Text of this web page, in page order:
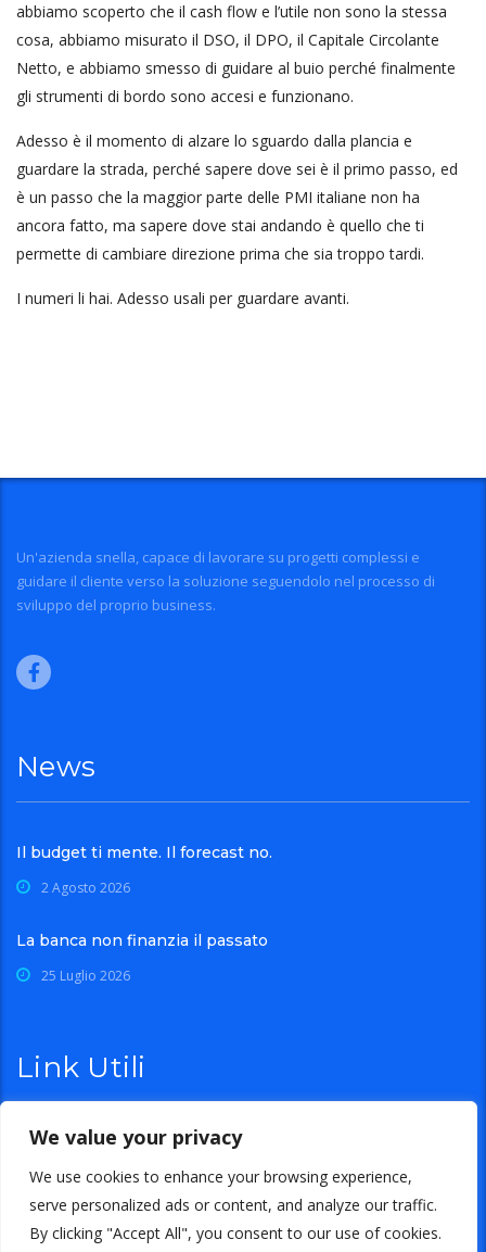
We value your privacy
We use cookies to enhance your browsing experience,
serve personalized ads or content, and analyze our traffic.
By clicking "Accept All", you consent to our use of cookies.
abbiamo scoperto che il cash flow e l’utile non sono la stessa
cosa, abbiamo misurato il DSO, il DPO, il Capitale Circolante
Netto, e abbiamo smesso di guidare al buio perché finalmente
gli strumenti di bordo sono accesi e funzionano.
Adesso è il momento di alzare lo sguardo dalla plancia e
guardare la strada, perché sapere dove sei è il primo passo, ed
è un passo che la maggior parte delle PMI italiane non ha
ancora fatto, ma sapere dove stai andando è quello che ti
permette di cambiare direzione prima che sia troppo tardi.
I numeri li hai. Adesso usali per guardare avanti.
Un'azienda snella, capace di lavorare su progetti complessi e
guidare il cliente verso la soluzione seguendolo nel processo di
sviluppo del proprio business.
News
Il budget ti mente. Il forecast no.
2 Agosto 2026
La banca non finanzia il passato
25 Luglio 2026
Link Utili
Cookies Policy